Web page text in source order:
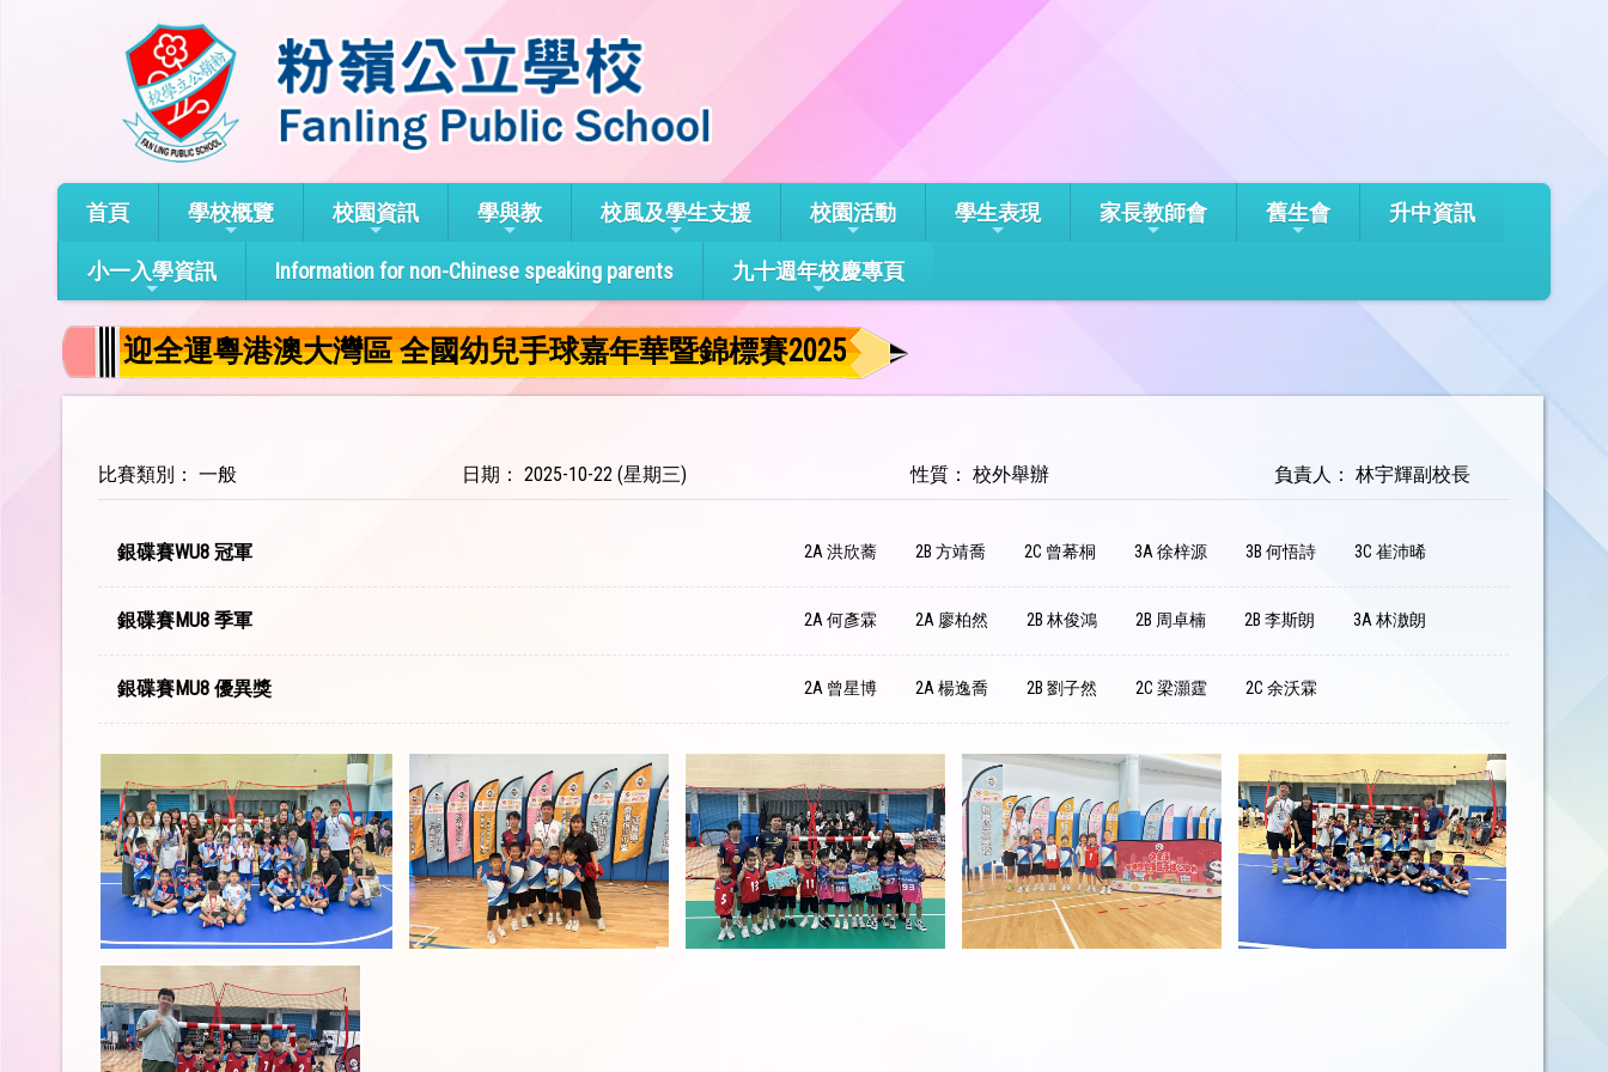
首頁 學校概覽 校園資訊 學與教 校風及學生支援 校園活動 學生表現 家長教師會 舊生會 升中資訊
小一入學資訊 Information for non-Chinese speaking parents 九十週年校慶專頁
迎全運粵港澳大灣區 全國幼兒手球嘉年華暨錦標賽2025
比賽類別： 一般 日期： 2025-10-22 (星期三) 性質： 校外舉辦 負責人： 林宇輝副校長
銀碟賽WU8 冠軍 2A 洪欣蕎 2B 方靖喬 2C 曾莃桐 3A 徐梓源 3B 何悟詩 3C 崔沛晞
銀碟賽MU8 季軍 2A 何彥霖 2A 廖柏然 2B 林俊鴻 2B 周卓楠 2B 李斯朗 3A 林滶朗
銀碟賽MU8 優異獎 2A 曾星博 2A 楊逸喬 2B 劉子然 2C 梁灝霆 2C 余沃霖